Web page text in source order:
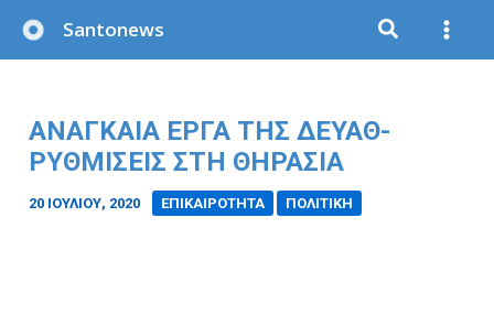
στο
Santonews
ΑΝΑΓΚΑΙΑ ΕΡΓΑ ΤΗΣ ΔΕΥΑΘ-
ΡΥΘΜΙΣΕΙΣ ΣΤΗ ΘΗΡΑΣΙΑ
20 ΙΟΥΛΊΟΥ, 2020 ΕΠΙΚΑΙΡΟΤΗΤΑ ΠΟΛΙΤΙΚΗ